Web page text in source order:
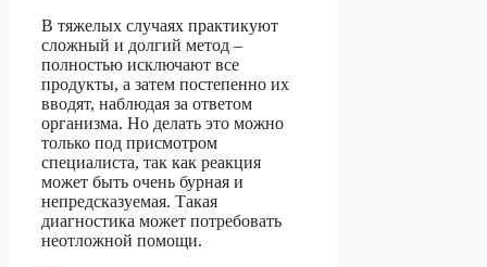
В тяжелых случаях практикуют
сложный и долгий метод –
полностью исключают все
продукты, а затем постепенно их
вводят, наблюдая за ответом
организма. Но делать это можно
только под присмотром
специалиста, так как реакция
может быть очень бурная и
непредсказуемая. Такая
диагностика может потребовать
неотложной помощи.